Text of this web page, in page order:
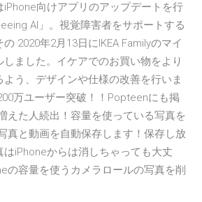
iPhone向けアプリのアップデートを行
AI」。視覚障害者をサポートする
2020年2月13日にIKEA Familyのマイ
ました。イケアでのお買い物をより
う、デザインや仕様の改善を行いま
万ユーザー突破！！Popteenにも掲
えた人続出！容量を使っている写真を
真と動画を自動保存します！保存し放
iPhoneからは消しちゃっても大丈
の容量を使うカメラロールの写真を削